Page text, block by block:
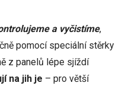
a vyčistíme,
pomocí speciální stěrky
z panelů lépe sjíždí
na jih je – pro větší